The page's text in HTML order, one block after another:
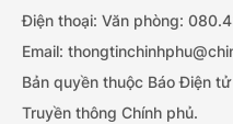
Điện thoại: Văn phòng:
Email:
Bản quyền thuộc Báo Điện
Truyền thông Chính phủ.